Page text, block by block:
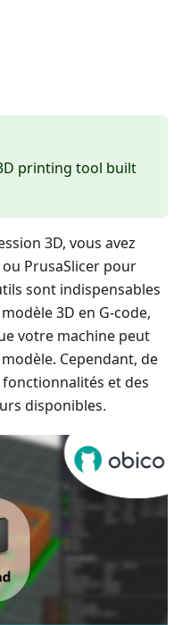
printing tool built
3D, vous avez
PrusaSlicer pour
sont indispensables
3D en G-code,
votre machine peut
Cependant, de
et des
disponibles.